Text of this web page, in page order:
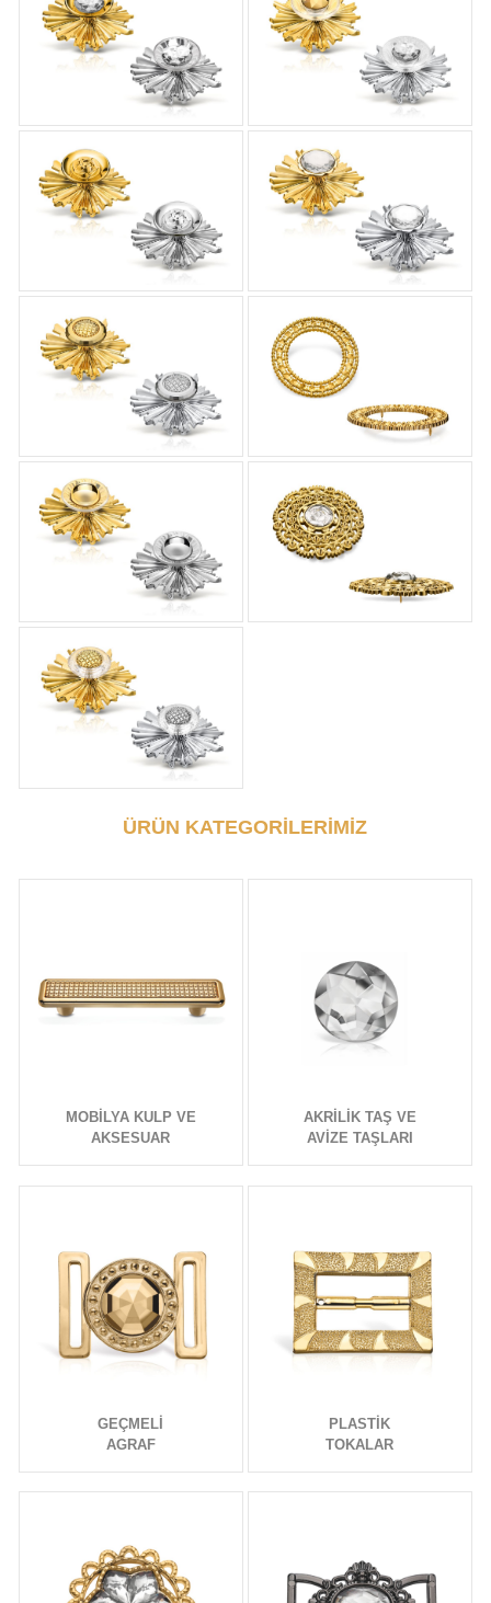
ÜRÜN KATEGORİLERİMİZ
MOBİLYA KULP VE
AKSESUAR
AKRİLİK TAŞ VE
AVİZE TAŞLARI
GEÇMELİ
AGRAF
PLASTİK
TOKALAR